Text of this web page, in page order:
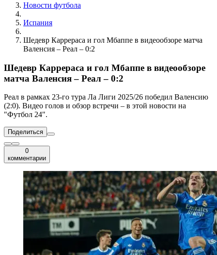
Новости футбола
Испания
Шедевр Каррераса и гол Мбаппе в видеообзоре матча
Валенсия – Реал – 0:2
Шедевр Каррераса и гол Мбаппе в видеообзоре
матча Валенсия – Реал – 0:2
Реал в рамках 23-го тура Ла Лиги 2025/26 победил Валенсию
(2:0). Видео голов и обзор встречи – в этой новости на
"Футбол 24".
Поделиться
0
комментарии